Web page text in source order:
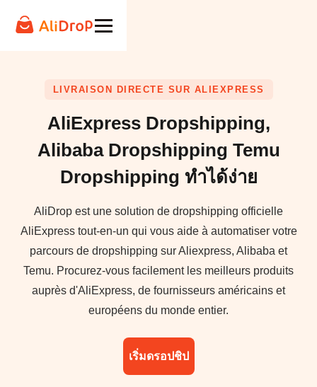
LIVRAISON DIRECTE SUR ALIEXPRESS
AliExpress Dropshipping,
‍Alibaba Dropshipping ‍Temu
Dropshipping ทำได้ง่าย
AliDrop est une solution de dropshipping officielle
AliExpress tout-en-un qui vous aide à automatiser votre
parcours de dropshipping sur Aliexpress, Alibaba et
Temu. Procurez-vous facilement les meilleurs produits
auprès d'AliExpress, de fournisseurs américains et
européens du monde entier.
เริ่มดรอปชิป